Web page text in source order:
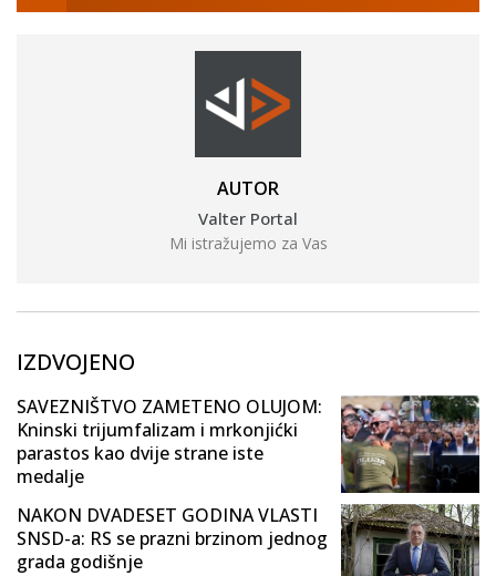
AUTOR
Valter Portal
Mi istražujemo za Vas
IZDVOJENO
SAVEZNIŠTVO ZAMETENO OLUJOM:
Kninski trijumfalizam i mrkonjićki
parastos kao dvije strane iste
medalje
NAKON DVADESET GODINA VLASTI
SNSD-a: RS se prazni brzinom jednog
grada godišnje